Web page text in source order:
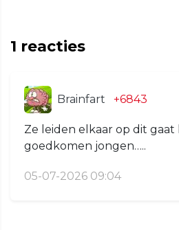
1 reacties
Brainfart +6843
Ze leiden elkaar op dit gaat
goedkomen jongen…..
05-07-2026 09:04